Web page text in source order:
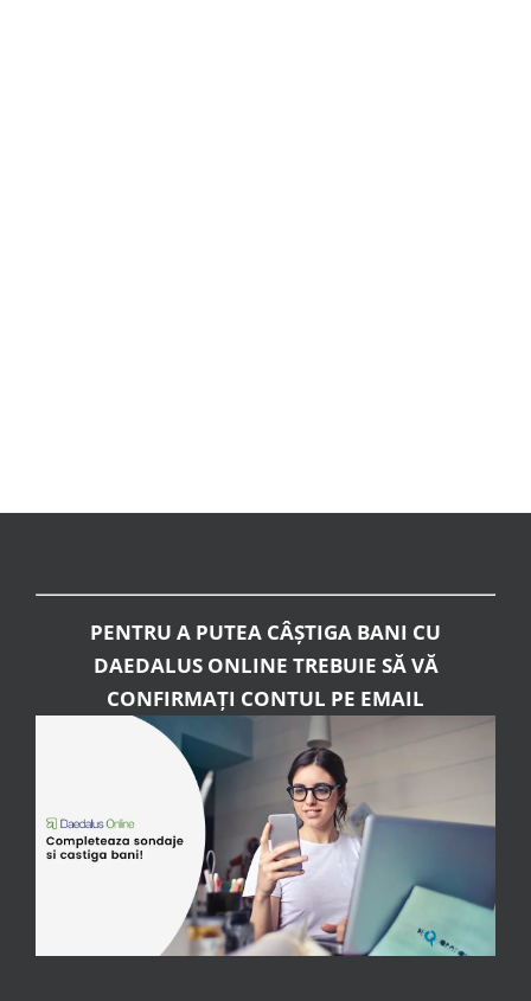
PENTRU A PUTEA CÂȘTIGA BANI CU
DAEDALUS ONLINE TREBUIE SĂ VĂ
CONFIRMAȚI CONTUL PE EMAIL